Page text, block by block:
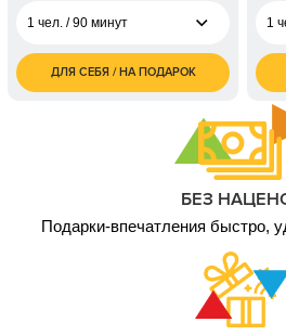
1 чел. / 90 минут
2 500
грн
5 000
грн
ДЛЯ СЕБЯ / НА ПОДАРОК
1
БЕЗ
Подарки-впечатления быстро,